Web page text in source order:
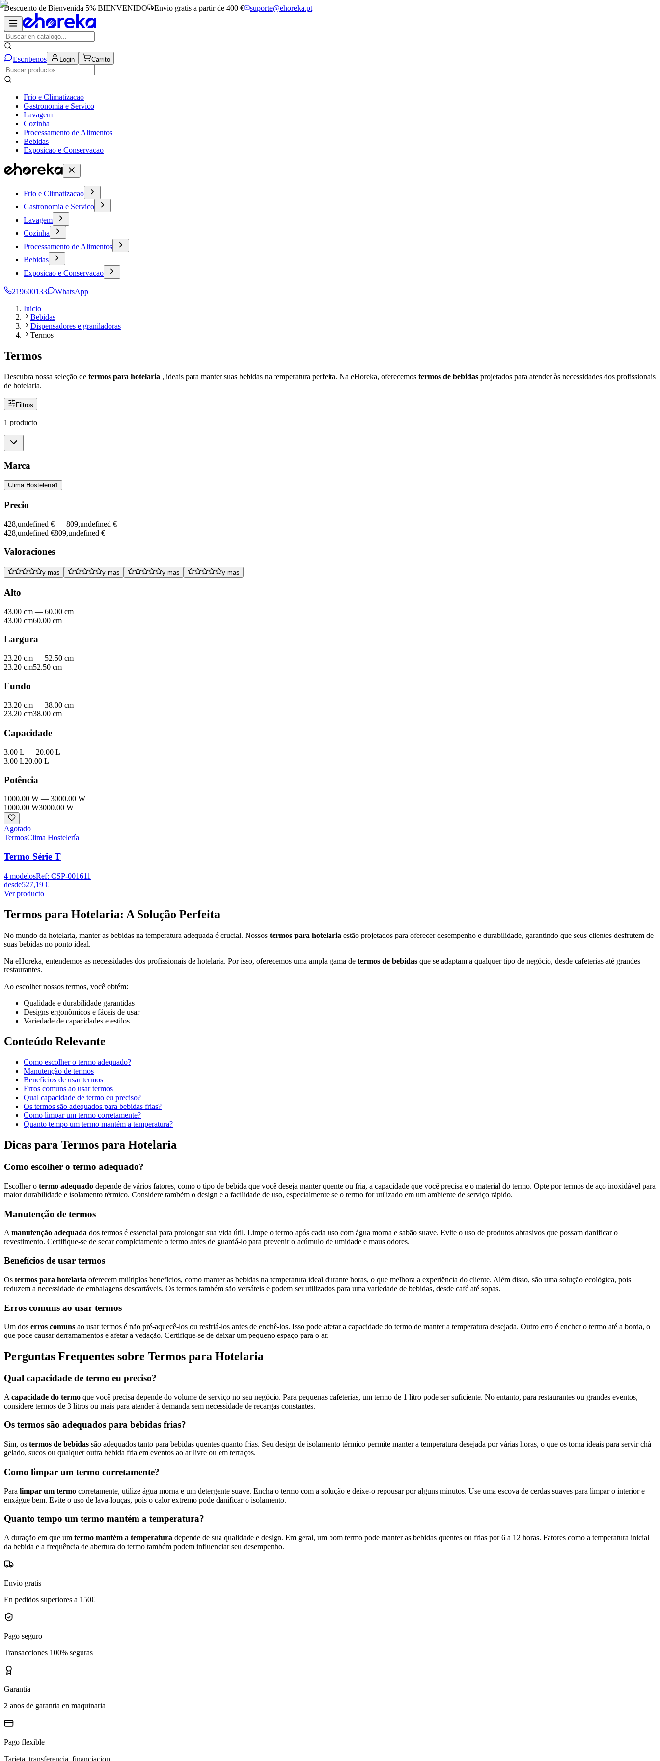
Descuento de Bienvenida 5% BIENVENIDO Envio gratis a partir de 400 € suporte@ehoreka.pt
Escribenos Login Carrito
Frio e Climatizacao
Gastronomia e Servico
Lavagem
Cozinha
Processamento de Alimentos
Bebidas
Exposicao e Conservacao
Frio e Climatizacao
Gastronomia e Servico
Lavagem
Cozinha
Processamento de Alimentos
Bebidas
Exposicao e Conservacao
219600133
WhatsApp
Inicio
Bebidas
Dispensadores e graniladoras
Termos
Termos
Descubra nossa seleção de termos para hotelaria , ideais para manter suas bebidas na temperatura perfeita. Na eHoreka, oferecemos termos de bebidas projetados para atender às necessidades dos profissionais
de hotelaria.
Filtros
1 producto
Marca
Clima Hostelería1
Precio
428,undefined € — 809,undefined €
428,undefined €809,undefined €
Valoraciones
y mas y mas y mas y mas
Alto
43.00 cm — 60.00 cm
43.00 cm60.00 cm
Largura
23.20 cm — 52.50 cm
23.20 cm52.50 cm
Fundo
23.20 cm — 38.00 cm
23.20 cm38.00 cm
Capacidade
3.00 L — 20.00 L
3.00 L20.00 L
Potência
1000.00 W — 3000.00 W
1000.00 W3000.00 W
Agotado
TermosClima Hostelería
Termo Série T
4 modelosRef: CSP-001611
desde527,19 €
Ver producto
Termos para Hotelaria: A Solução Perfeita
No mundo da hotelaria, manter as bebidas na temperatura adequada é crucial. Nossos termos para hotelaria estão projetados para oferecer desempenho e durabilidade, garantindo que seus clientes desfrutem de
suas bebidas no ponto ideal.
Na eHoreka, entendemos as necessidades dos profissionais de hotelaria. Por isso, oferecemos uma ampla gama de termos de bebidas que se adaptam a qualquer tipo de negócio, desde cafeterias até grandes
restaurantes.
Ao escolher nossos termos, você obtém:
Qualidade e durabilidade garantidas
Designs ergonômicos e fáceis de usar
Variedade de capacidades e estilos
Conteúdo Relevante
Como escolher o termo adequado?
Manutenção de termos
Benefícios de usar termos
Erros comuns ao usar termos
Qual capacidade de termo eu preciso?
Os termos são adequados para bebidas frias?
Como limpar um termo corretamente?
Quanto tempo um termo mantém a temperatura?
Dicas para Termos para Hotelaria
Como escolher o termo adequado?
Escolher o termo adequado depende de vários fatores, como o tipo de bebida que você deseja manter quente ou fria, a capacidade que você precisa e o material do termo. Opte por termos de aço inoxidável para
maior durabilidade e isolamento térmico. Considere também o design e a facilidade de uso, especialmente se o termo for utilizado em um ambiente de serviço rápido.
Manutenção de termos
A manutenção adequada dos termos é essencial para prolongar sua vida útil. Limpe o termo após cada uso com água morna e sabão suave. Evite o uso de produtos abrasivos que possam danificar o
revestimento. Certifique-se de secar completamente o termo antes de guardá-lo para prevenir o acúmulo de umidade e maus odores.
Benefícios de usar termos
Os termos para hotelaria oferecem múltiplos benefícios, como manter as bebidas na temperatura ideal durante horas, o que melhora a experiência do cliente. Além disso, são uma solução ecológica, pois
reduzem a necessidade de embalagens descartáveis. Os termos também são versáteis e podem ser utilizados para uma variedade de bebidas, desde café até sopas.
Erros comuns ao usar termos
Um dos erros comuns ao usar termos é não pré-aquecê-los ou resfriá-los antes de enchê-los. Isso pode afetar a capacidade do termo de manter a temperatura desejada. Outro erro é encher o termo até a borda, o
que pode causar derramamentos e afetar a vedação. Certifique-se de deixar um pequeno espaço para o ar.
Perguntas Frequentes sobre Termos para Hotelaria
Qual capacidade de termo eu preciso?
A capacidade do termo que você precisa depende do volume de serviço no seu negócio. Para pequenas cafeterias, um termo de 1 litro pode ser suficiente. No entanto, para restaurantes ou grandes eventos,
considere termos de 3 litros ou mais para atender à demanda sem necessidade de recargas constantes.
Os termos são adequados para bebidas frias?
Sim, os termos de bebidas são adequados tanto para bebidas quentes quanto frias. Seu design de isolamento térmico permite manter a temperatura desejada por várias horas, o que os torna ideais para servir chá
gelado, sucos ou qualquer outra bebida fria em eventos ao ar livre ou em terraços.
Como limpar um termo corretamente?
Para limpar um termo corretamente, utilize água morna e um detergente suave. Encha o termo com a solução e deixe-o repousar por alguns minutos. Use uma escova de cerdas suaves para limpar o interior e
enxágue bem. Evite o uso de lava-louças, pois o calor extremo pode danificar o isolamento.
Quanto tempo um termo mantém a temperatura?
A duração em que um termo mantém a temperatura depende de sua qualidade e design. Em geral, um bom termo pode manter as bebidas quentes ou frias por 6 a 12 horas. Fatores como a temperatura inicial
da bebida e a frequência de abertura do termo também podem influenciar seu desempenho.
Envio gratis
En pedidos superiores a 150€
Pago seguro
Transacciones 100% seguras
Garantia
2 anos de garantia en maquinaria
Pago flexible
Tarjeta, transferencia, financiacion